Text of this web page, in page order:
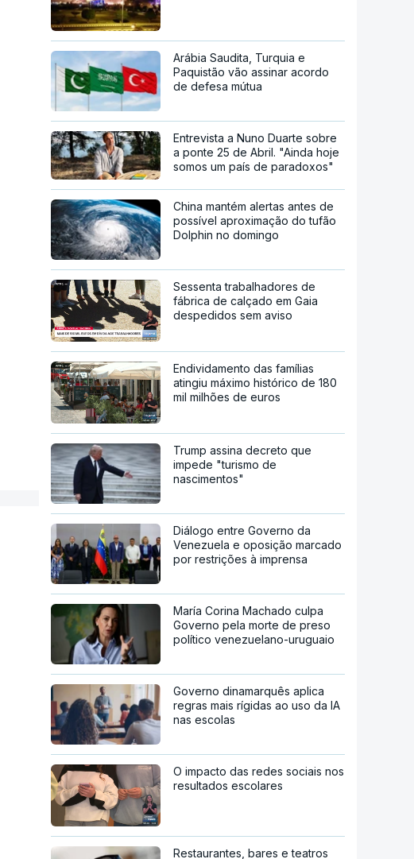
Arábia Saudita, Turquia e
Paquistão vão assinar acordo
de defesa mútua
Entrevista a Nuno Duarte sobre
a ponte 25 de Abril. "Ainda hoje
somos um país de paradoxos"
China mantém alertas antes de
possível aproximação do tufão
Dolphin no domingo
Sessenta trabalhadores de
fábrica de calçado em Gaia
despedidos sem aviso
Endividamento das famílias
atingiu máximo histórico de 180
mil milhões de euros
Trump assina decreto que
impede "turismo de
nascimentos"
Diálogo entre Governo da
Venezuela e oposição marcado
por restrições à imprensa
María Corina Machado culpa
Governo pela morte de preso
político venezuelano-uruguaio
Governo dinamarquês aplica
regras mais rígidas ao uso da IA
nas escolas
O impacto das redes sociais nos
resultados escolares
Restaurantes, bares e teatros